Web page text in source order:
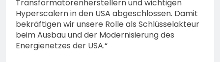
Transformatorenherstellern und wichtigen
Hyperscalern in den USA abgeschlossen. Damit
bekräftigen wir unsere Rolle als Schlüsselakteur
beim Ausbau und der Modernisierung des
Energienetzes der USA.“